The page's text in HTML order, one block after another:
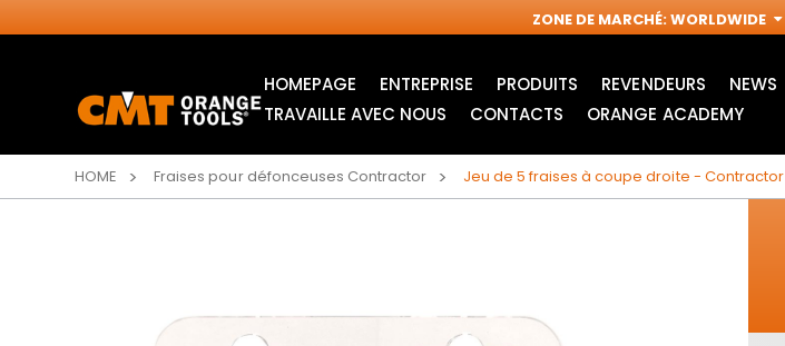
ZONE DE MARCHÉ:WORLDWIDE
HOMEPAGE ENTREPRISE PRODUITS REVENDEURS NEWS
TRAVAILLE AVEC NOUS
CONTACTS ORANGE ACADEMY
HOME Fraises pour défonceuses Contractor Jeu de 5 fraises à coupe droite - Contractor